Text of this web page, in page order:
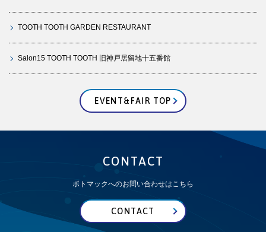
TOOTH TOOTH GARDEN RESTAURANT
Salon15 TOOTH TOOTH 旧神戸居留地十五番館
EVENT&FAIR TOP
CONTACT
ポトマックへのお問い合わせはこちら
CONTACT